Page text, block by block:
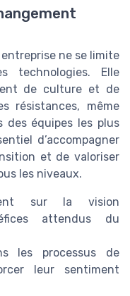
ne se limite
technologies. Elle
de culture et de
résistances, même
des équipes les plus
d’accompagner
et de valoriser
les niveaux.
sur la vision
attendus du
les processus de
leur sentiment